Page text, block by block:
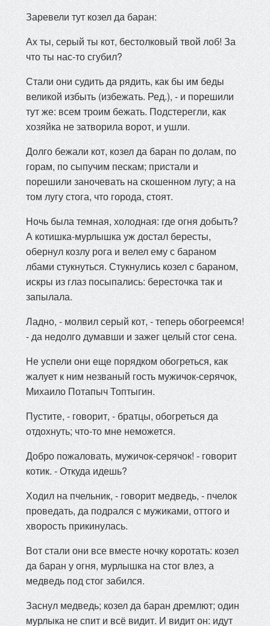
Заревели тут козел да баран:
Ах ты, серый ты кот, бестолковый твой лоб! За
что ты нас-то сгубил?
Стали они судить да рядить, как бы им беды
великой избыть (избежать. Ред.), - и порешили
тут же: всем троим бежать. Подстерегли, как
хозяйка не затворила ворот, и ушли.
Долго бежали кот, козел да баран по долам, по
горам, по сыпучим пескам; пристали и
порешили заночевать на скошенном лугу; а на
том лугу стога, что города, стоят.
Ночь была темная, холодная: где огня добыть?
А котишка-мурлышка уж достал бересты,
обернул козлу рога и велел ему с бараном
лбами стукнуться. Стукнулись козел с бараном,
искры из глаз посыпались: бересточка так и
запылала.
Ладно, - молвил серый кот, - теперь обогреемся!
- да недолго думавши и зажег целый стог сена.
Не успели они еще порядком обогреться, как
жалует к ним незваный гость мужичок-серячок,
Михаило Потапыч Топтыгин.
Пустите, - говорит, - братцы, обогреться да
отдохнуть; что-то мне неможется.
Добро пожаловать, мужичок-серячок! - говорит
котик. - Откуда идешь?
Ходил на пчельник, - говорит медведь, - пчелок
проведать, да подрался с мужиками, оттого и
хворость прикинулась.
Вот стали они все вместе ночку коротать: козел
да баран у огня, мурлышка на стог влез, а
медведь под стог забился.
Заснул медведь; козел да баран дремлют; один
мурлыка не спит и всё видит. И видит он: идут